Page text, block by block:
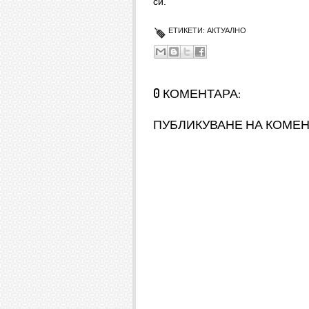
ЕТИКЕТИ: АКТУАЛНО
0 КОМЕНТАРА:
ПУБЛИКУВАНЕ НА